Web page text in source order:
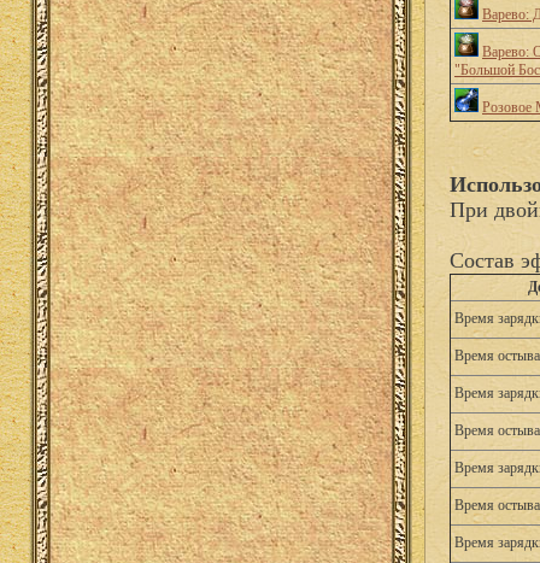
Варево:
Варево:
"Большой
Розовое
При
Состав
Время
Время
Время
Время
Время
Время
Время